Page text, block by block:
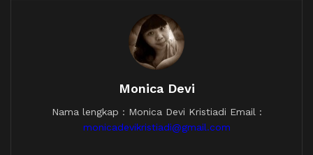
Monica Devi
Nama lengkap : Monica Devi Kristiadi Email :
monicadevikristiadi@gmail.com